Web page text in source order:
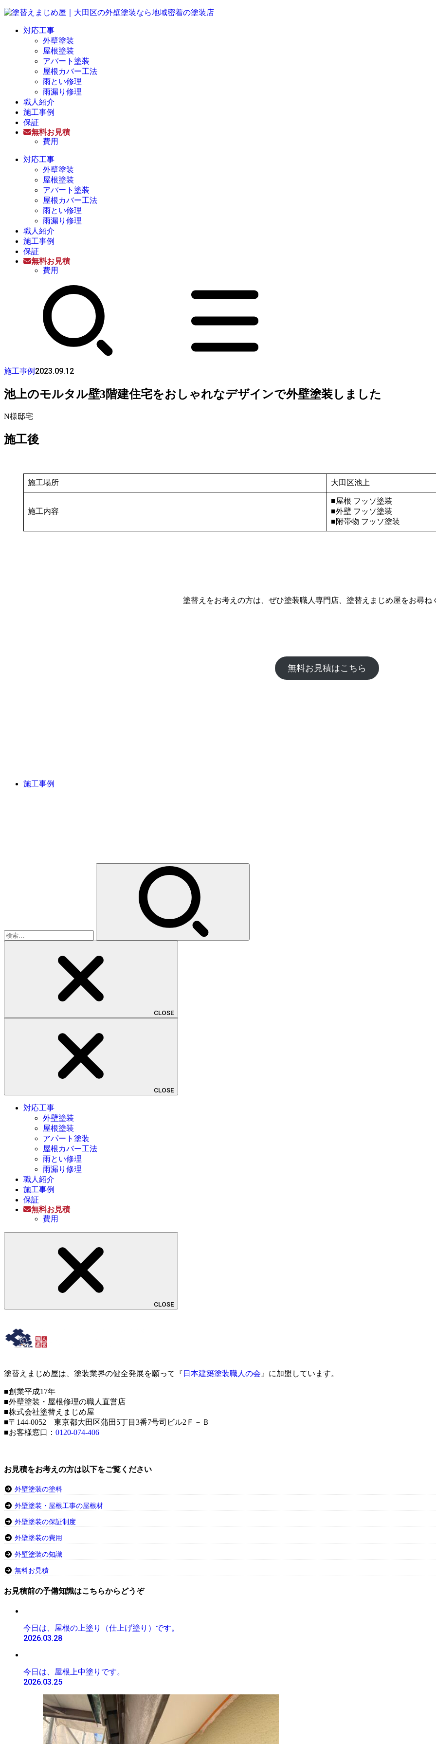
対応工事
外壁塗装
屋根塗装
アパート塗装
屋根カバー工法
雨とい修理
雨漏り修理
職人紹介
施工事例
保証
無料お見積
費用
対応工事
外壁塗装
屋根塗装
アパート塗装
屋根カバー工法
雨とい修理
雨漏り修理
職人紹介
施工事例
保証
無料お見積
費用
施工事例 2023.09.12
池上のモルタル壁3階建住宅をおしゃれなデザインで外壁塗装しました
N様邸宅
施工後
施工場所 大田区池上
施工内容
■屋根 フッソ塗装
■外壁 フッソ塗装
■附帯物 フッソ塗装
塗替えをお考えの方は、ぜひ塗装職人専門店、塗替えまじめ屋をお尋ね
無料お見積はこちら
施工事例
CLOSE
CLOSE
対応工事
外壁塗装
屋根塗装
アパート塗装
屋根カバー工法
雨とい修理
雨漏り修理
職人紹介
施工事例
保証
無料お見積
費用
CLOSE
塗替えまじめ屋は、塗装業界の健全発展を願って『 日本建築塗装職人の会 』に加盟しています。
■創業平成17年
■外壁塗装・屋根修理の職人直営店
■株式会社塗替えまじめ屋
■〒144-0052 東京都大田区蒲田5丁目3番7号司ビル2Ｆ－Ｂ
■お客様窓口： 0120-074-406
お見積をお考えの方は以下をご覧ください
外壁塗装の塗料
外壁塗装・屋根工事の屋根材
外壁塗装の保証制度
外壁塗装の費用
外壁塗装の知識
無料お見積
お見積前の予備知識はこちらからどうぞ
今日は、屋根の上塗り（仕上げ塗り）です。
2026.03.28
今日は、屋根上中塗りです。
2026.03.25